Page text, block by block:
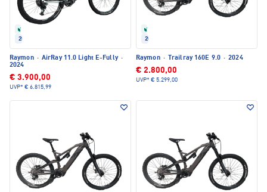
2024
Raymon · AirRay 11.0 Light E-Fully ·
2024
€ 3.900,00
UVP* € 6.815,99
2024
Raymon · Trailray 160E 9.0 · 2024
€ 2.800,00
UVP* € 5.299,00